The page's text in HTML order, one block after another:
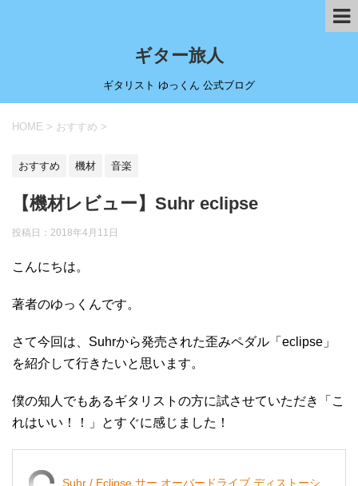
ギター旅人
ギタリスト ゆっくん 公式ブログ
HOME > おすすめ >
おすすめ 機材 音楽
【機材レビュー】Suhr eclipse
投稿日： 2018年4月11日
こんにちは。
著者のゆっくんです。
さて今回は、Suhrから発売された歪みペダル「eclipse」
を紹介して行きたいと思います。
僕の知人でもあるギタリストの方に試させていただき「こ
れはいい！！」とすぐに感じました！
Suhr / Eclipse サー オーバードライブ ディストーシ